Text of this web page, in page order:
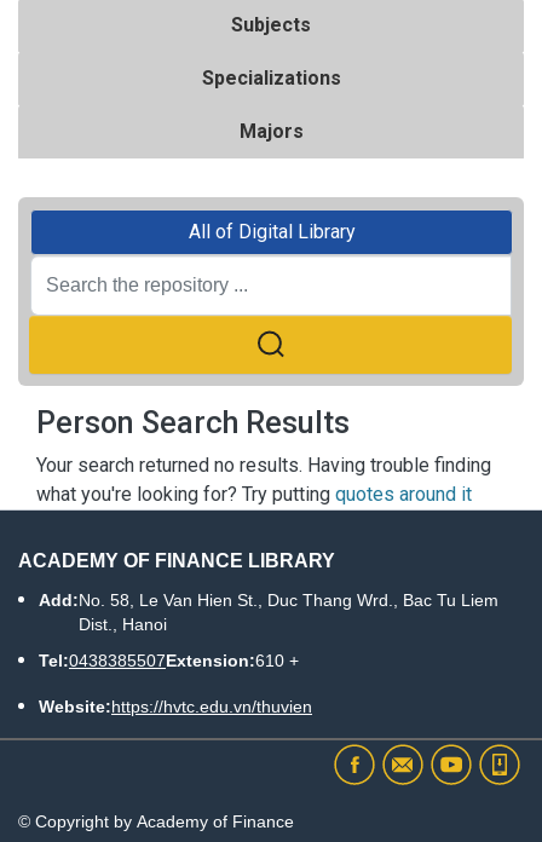
Subjects
Specializations
Majors
All of Digital Library
Person Search Results
Your search returned no results. Having trouble finding
what you're looking for? Try putting quotes around it
ACADEMY OF FINANCE LIBRARY
Add:No. 58, Le Van Hien St., Duc Thang Wrd., Bac Tu Liem
Dist., Hanoi
Tel:0438385507Extension:610 +
Website:https://hvtc.edu.vn/thuvien
© Copyright by Academy of Finance